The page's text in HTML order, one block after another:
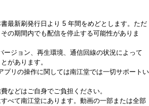
最新刷発行日より 5 年間をめどとします。ただ
の期間内でも配信を停止する可能性がありま
ージョン、再生環境、通信回線の状況によって
があります。
プリの操作に関しては南江堂では一切サポートい
などはご自身でご負担ください。
べて南江堂にあります。動画の一部または全部